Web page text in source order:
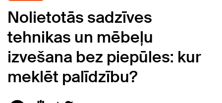
Nolietotās sadzīves
tehnikas un mēbeļu
izvešana bez piepūles: kur
meklēt palīdzību?